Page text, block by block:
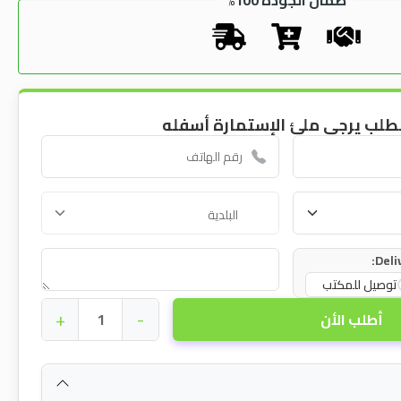
يرجى ملئ الإستمارة أسفله
توصيل للمكتب
أطلب الأن -
+